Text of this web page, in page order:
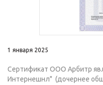
1 января 2025
Сертификат ООО Арбитр
Интернешнл" (дочернее